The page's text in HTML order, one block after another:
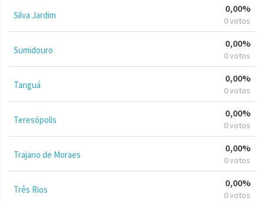
Silva Jardim
0,00%
0 votos
Sumidouro
0,00%
0 votos
Tanguá
0,00%
0 votos
Teresópolis
0,00%
0 votos
Trajano de Moraes
0,00%
0 votos
Três Rios
0,00%
0 votos